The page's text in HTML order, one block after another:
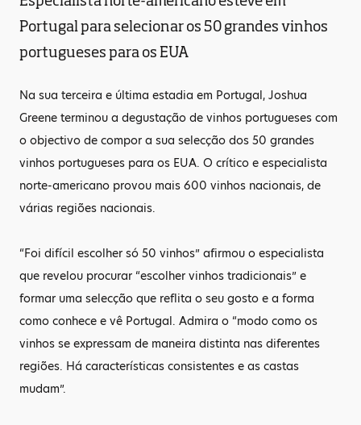
Portugal para selecionar os 50 grandes vinhos
portugueses para os EUA
Na sua terceira e última estadia em Portugal, Joshua
Greene terminou a degustação de vinhos portugueses com
o objectivo de compor a sua selecção dos 50 grandes
vinhos portugueses para os EUA. O crítico e especialista
norte-americano provou mais 600 vinhos nacionais, de
várias regiões nacionais.
“Foi difícil escolher só 50 vinhos” afirmou o especialista
que revelou procurar “escolher vinhos tradicionais” e
formar uma selecção que reflita o seu gosto e a forma
como conhece e vê Portugal. Admira o “modo como os
vinhos se expressam de maneira distinta nas diferentes
regiões. Há características consistentes e as castas
mudam”.